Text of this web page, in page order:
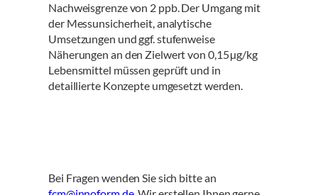
Nachweisgrenze von 2 ppb. Der Umgang mit
der Messunsicherheit, analytische
Umsetzungen und ggf. stufenweise
Näherungen an den Zielwert von 0,15 µg/kg
Lebensmittel müssen geprüft und in
detaillierte Konzepte umgesetzt werden.
Bei Fragen wenden Sie sich bitte an